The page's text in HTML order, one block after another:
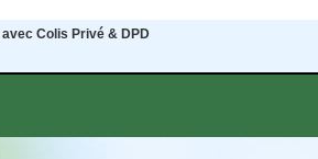
Colis Privé & DPD